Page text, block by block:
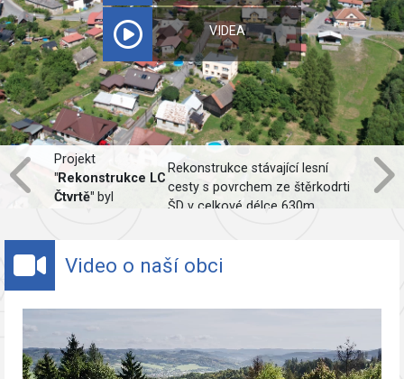
VIDEA
Projekt
"Rekonstrukce LC
Čtvrtě" byl
Rekonstrukce stávající lesní
cesty s povrchem ze štěrkodrti
ŠD v celkové délce 630m,
Video o naší obci